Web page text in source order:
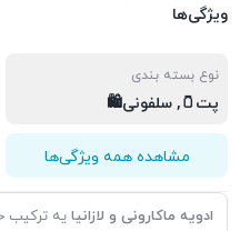
ویژگی‌ها
نوع بسته بندی
پت🫙, سلفونی🛍️
مشاهده همه ویژگی‌ها
ادویه ماکارونی و لازانیا یه ترکیب